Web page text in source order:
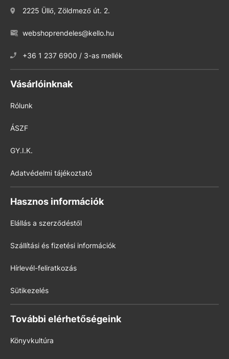
2225 Üllő, Zöldmező út. 2.
webshoprendeles@kello.hu
+36 1 237 6900 / 3-as mellék
Vásárlóinknak
Rólunk
ÁSZF
GY.I.K.
Adatvédelmi tájékoztató
Hasznos információk
Elállás a szerződéstől
Szállítási és fizetési információk
Hírlevél-feliratkozás
Sütikezelés
További elérhetőségeink
Könyvkultúra